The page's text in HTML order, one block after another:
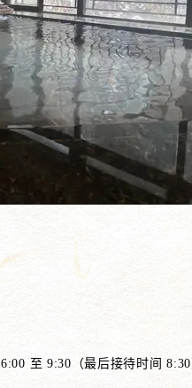
6:00 至 9:30（最后接待时间